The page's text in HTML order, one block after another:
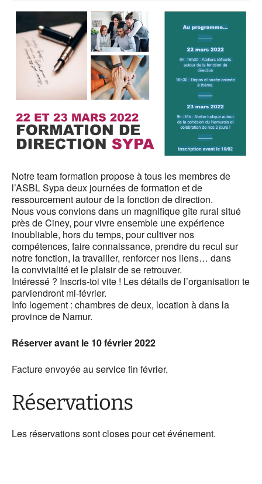
Notre team formation propose à tous les membres de
l’ASBL Sypa deux journées de formation et de
ressourcement autour de la fonction de direction.
Nous vous convions dans un magnifique gîte rural situé
près de Ciney, pour vivre ensemble une expérience
inoubliable, hors du temps, pour cultiver nos
compétences, faire connaissance, prendre du recul sur
notre fonction, la travailler, renforcer nos liens… dans
la convivialité et le plaisir de se retrouver.
Intéressé ? Inscris-toi vite ! Les détails de l’organisation te
parviendront mi-février.
Info logement : chambres de deux, location à dans la
province de Namur.
Réserver avant le 10 février 2022
Facture envoyée au service fin février.
Réservations
Les réservations sont closes pour cet événement.